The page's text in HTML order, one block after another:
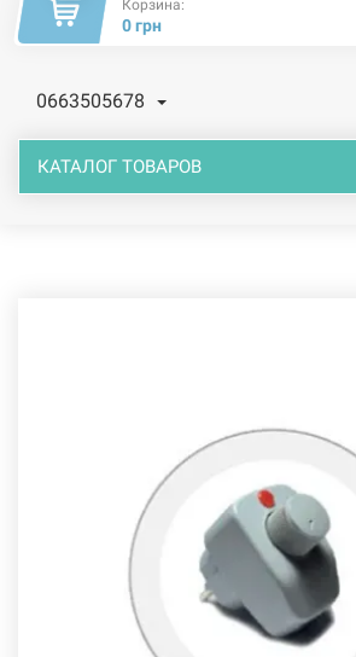
Корзина:
0 грн
0663505678
КАТАЛОГ ТОВАРОВ